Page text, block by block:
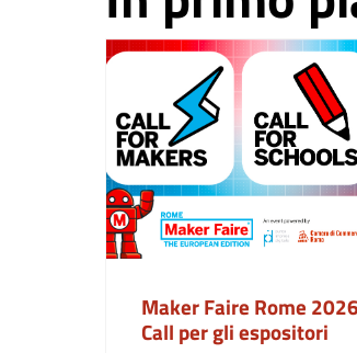
Maker Faire Rome
Call per gli espositori